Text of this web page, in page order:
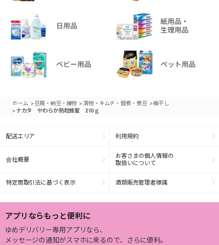
ホーム >豆腐・納豆・練物 >漬物・キムチ・佃煮・煮豆 >梅干し
>ナカタ やわらか熟粒蜂蜜 210ｇ
配送エリア 利用規約
会社概要
お客さまの個人情報の
取扱いについて
特定商取引法に基づく表示 酒類販売管理者標識
アプリならもっと便利に
ゆめデリバリー専用アプリなら、
メッセージの通知がスマホに来るので、さらに便利。